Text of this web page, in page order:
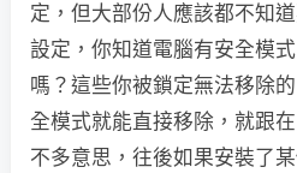
定，但大部份人應該都不知
設定，你知道電腦有安全模
嗎？這些你被鎖定無法移除
全模式就能直接移除，就跟
不多意思，往後如果安裝了